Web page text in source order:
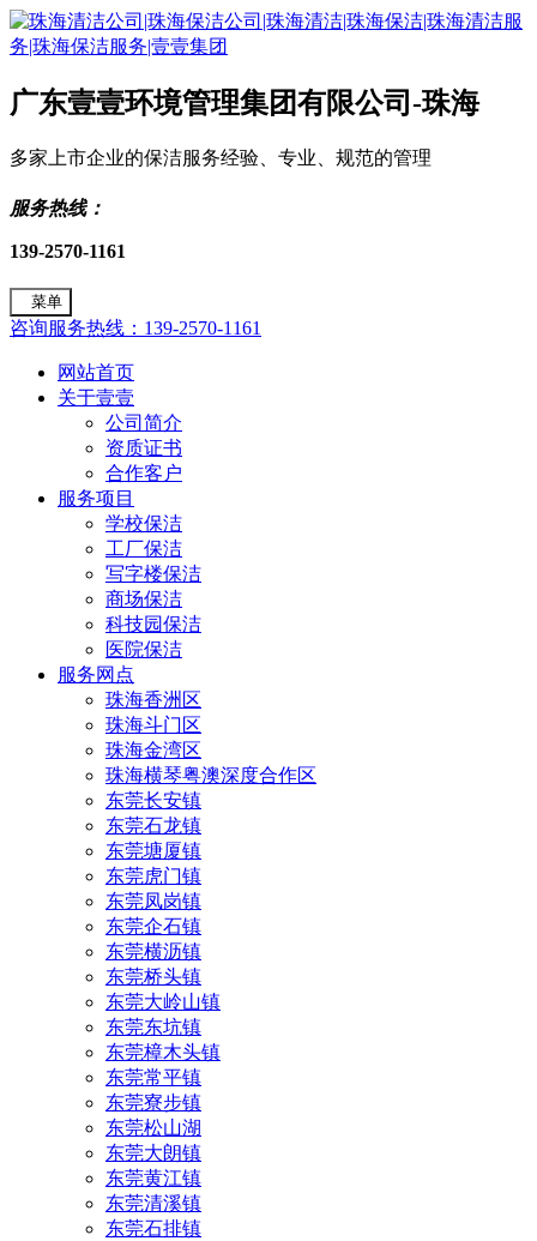
广东壹壹环境管理集团有限公司-珠海
多家上市企业的保洁服务经验、专业、规范的管理
服务热线：
139-2570-1161
菜单
咨询服务热线：139-2570-1161
网站首页
关于壹壹
公司简介
资质证书
合作客户
服务项目
学校保洁
工厂保洁
写字楼保洁
商场保洁
科技园保洁
医院保洁
服务网点
珠海香洲区
珠海斗门区
珠海金湾区
珠海横琴粤澳深度合作区
东莞长安镇
东莞石龙镇
东莞塘厦镇
东莞虎门镇
东莞凤岗镇
东莞企石镇
东莞横沥镇
东莞桥头镇
东莞大岭山镇
东莞东坑镇
东莞樟木头镇
东莞常平镇
东莞寮步镇
东莞松山湖
东莞大朗镇
东莞黄江镇
东莞清溪镇
东莞石排镇